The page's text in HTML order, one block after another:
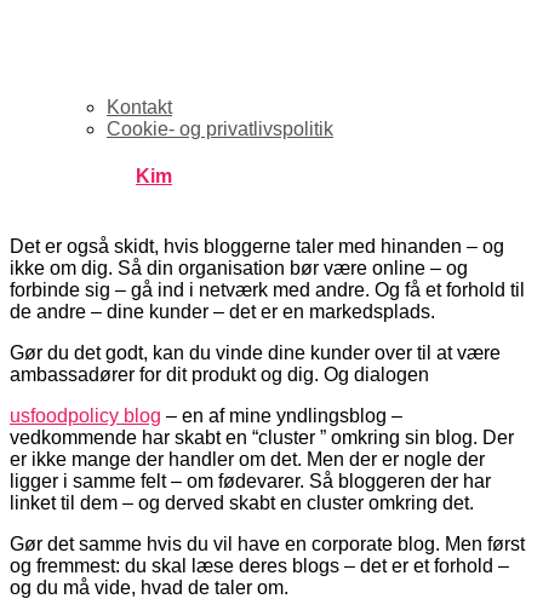
Kontakt
Cookie- og privatlivspolitik
Kim
Det er også skidt, hvis bloggerne taler med hinanden – og
ikke om dig. Så din organisation bør være online – og
forbinde sig – gå ind i netværk med andre. Og få et forhold til
de andre – dine kunder – det er en markedsplads.
Gør du det godt, kan du vinde dine kunder over til at være
ambassadører for dit produkt og dig. Og dialogen
usfoodpolicy blog – en af mine yndlingsblog –
vedkommende har skabt en “cluster ” omkring sin blog. Der
er ikke mange der handler om det. Men der er nogle der
ligger i samme felt – om fødevarer. Så bloggeren der har
linket til dem – og derved skabt en cluster omkring det.
Gør det samme hvis du vil have en corporate blog. Men først
og fremmest: du skal læse deres blogs – det er et forhold –
og du må vide, hvad de taler om.